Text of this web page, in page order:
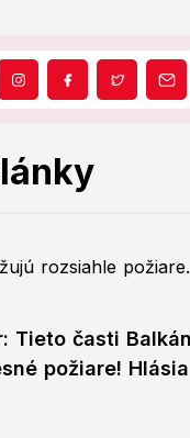
Tieto časti
požiare!